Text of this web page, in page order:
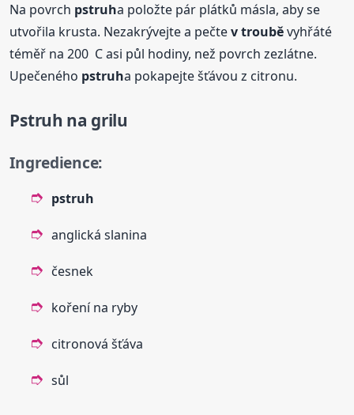
Na povrch pstruha položte pár plátků másla, aby se
utvořila krusta. Nezakrývejte a pečtev trouběvyhřáté
téměř na 200 C asi půl hodiny, než povrch zezlátne.
Upečeného pstruha pokapejte šťávou z citronu.
Pstruh na grilu
Ingredience:
pstruh
anglická slanina
česnek
koření na ryby
citronová šťáva
sůl